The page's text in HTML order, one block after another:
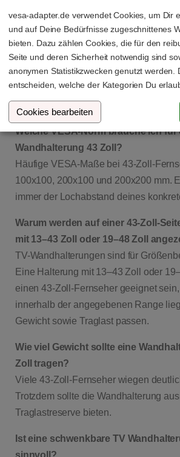
Adapterplatte helfen. Damit lassen
VESA-Maße erweitern oder anpassen.
Häufige Fragen zur
Wandhalterung 43
Welche VESA-Norm brauche ich für
Wandhalterung 43 Zoll?
Häufige VESA-Maße bei 43-Zoll-
100x100, 200x100 und 200x200 mm.
immer der Lochabstand deines
Warum werden auf einer 43-Zoll-
mit 13–43 Zoll oder 19–48 Zoll
TV-Wandhalterungen sind für
Eine Halterung mit 13–43 Zoll oder
einen 43-Zoll-Fernseher geeignet sein,
innerhalb der angegebenen Range
Gewicht sowie Traglast passen.
Wie viel Gewicht sollte eine
Zoll tragen?
Viele 43-Zoll-Fernseher wiegen
Trotzdem sollte die Wandhalterung
Traglastreserve bieten.
Ist eine schwenkbare TV
vesa-adapter.de verwendet Cookies, um Dir
und auf Deine Bedürfnisse zugeschnittenes
bieten. Dazu zählen Cookies, die für den
Seite und deren Sicherheit notwendig sind
anonymen Statistikzwecken genutzt werden.
entscheiden, welche der Kategorien Du
Cookies bearbeiten